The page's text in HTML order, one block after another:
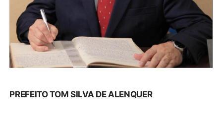
PREFEITO TOM SILVA DE ALENQUER